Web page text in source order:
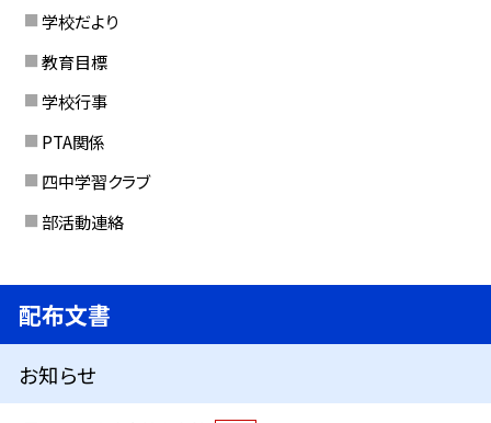
学校だより
教育目標
学校行事
PTA関係
四中学習クラブ
部活動連絡
配布文書
お知らせ